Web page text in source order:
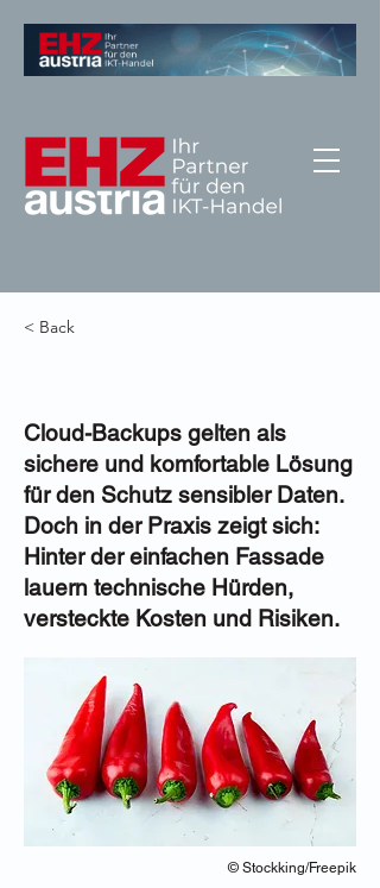
< Back
Cloud-Backups gelten als
sichere und komfortable Lösung
für den Schutz sensibler Daten.
Doch in der Praxis zeigt sich:
Hinter der einfachen Fassade
lauern technische Hürden,
versteckte Kosten und Risiken.
© Stockking/Freepik